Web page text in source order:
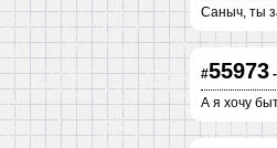
Саныч, ты
#55973-
А я хочу